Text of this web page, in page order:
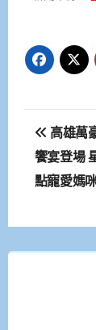
文
章
導
覽
高雄萬
饗宴登場
點寵愛媽